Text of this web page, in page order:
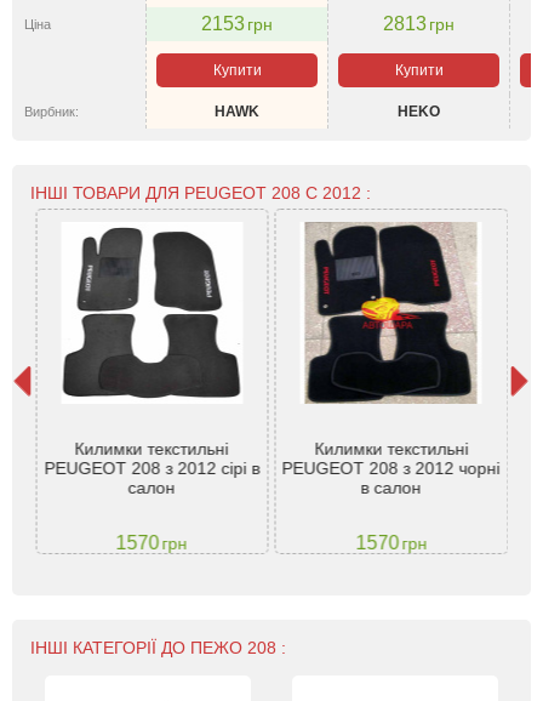
Ціна 2153грн 2813грн
Купити Купити
Вирбник: HAWK HEKO
ІНШІ ТОВАРИ ДЛЯ PEUGEOT 208 С 2012 :
Килимки текстильні
PEUGEOT 208 з 2012 сірі в
салон
1570грн
Килимки текстильні
PEUGEOT 208 з 2012 чорні
в салон
1570грн
ІНШІ КАТЕГОРІЇ ДО ПЕЖО 208 :